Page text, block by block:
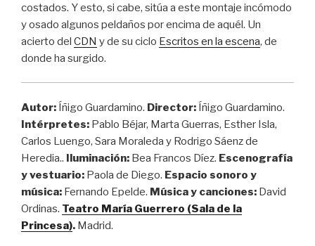
costados. Y esto, si cabe, sitúa a este montaje incómodo
y osado algunos peldaños por encima de aquél. Un
acierto del CDN y de su ciclo Escritos en la escena, de
donde ha surgido.
Autor: Íñigo Guardamino. Director: Íñigo Guardamino.
Intérpretes: Pablo Béjar, Marta Guerras, Esther Isla,
Carlos Luengo, Sara Moraleda y Rodrigo Sáenz de
Heredia.. Iluminación: Bea Francos Díez. Escenografía
y vestuario: Paola de Diego. Espacio sonoro y
música: Fernando Epelde. Música y canciones: David
Ordinas. Teatro María Guerrero (Sala de la
Princesa). Madrid.